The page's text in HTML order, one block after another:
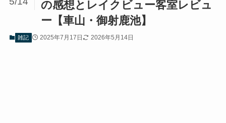
の感想とレイクビュー客室レビュ
ー【車山・御射鹿池】
雑記 2025年7月17日 2026年5月14日